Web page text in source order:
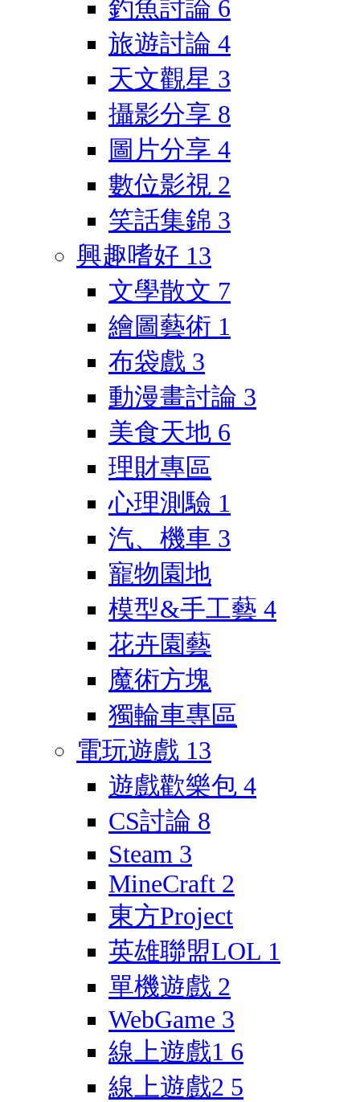
釣魚討論 6
旅遊討論 4
天文觀星 3
攝影分享 8
圖片分享 4
數位影視 2
笑話集錦 3
興趣嗜好 13
文學散文 7
繪圖藝術 1
布袋戲 3
動漫畫討論 3
美食天地 6
理財專區
心理測驗 1
汽、機車 3
寵物園地
模型&手工藝 4
花卉園藝
魔術方塊
獨輪車專區
電玩遊戲 13
遊戲歡樂包 4
CS討論 8
Steam 3
MineCraft 2
東方Project
英雄聯盟LOL 1
單機遊戲 2
WebGame 3
線上遊戲1 6
線上遊戲2 5